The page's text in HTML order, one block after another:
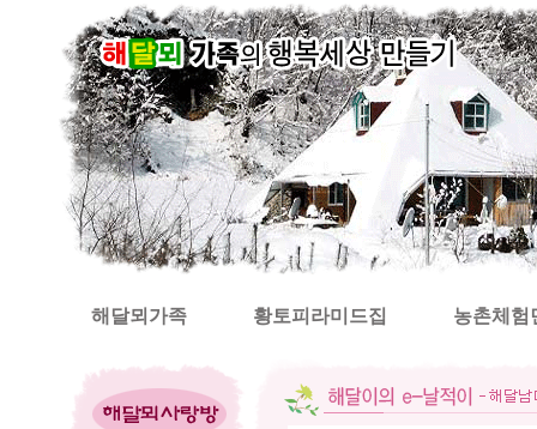
해달뫼가족 황토피라미드집 농촌체험